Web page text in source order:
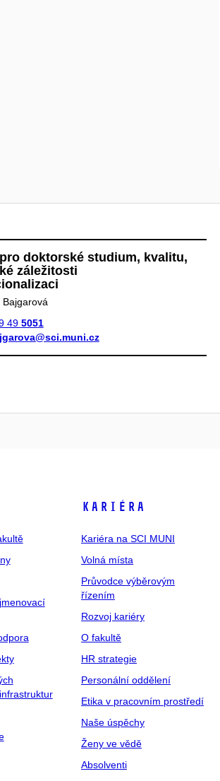
doktorské studium, kvalitu,
záležitosti
Bajgarová
49 5051
Kariéra
Kariéra na SCI MUNI
Volná místa
Průvodce výběrovým
řízením
Rozvoj kariéry
O fakultě
HR strategie
Personální oddělení
Etika v pracovním prostředí
Naše úspěchy
Ženy ve vědě
Absolventi